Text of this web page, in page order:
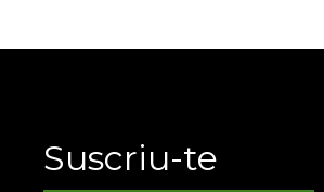
Suscriu-te